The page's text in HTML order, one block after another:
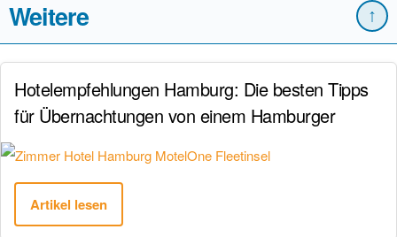
Weitere ↑
Hotelempfehlungen Hamburg: Die besten Tipps
für Übernachtungen von einem Hamburger
Artikel lesen